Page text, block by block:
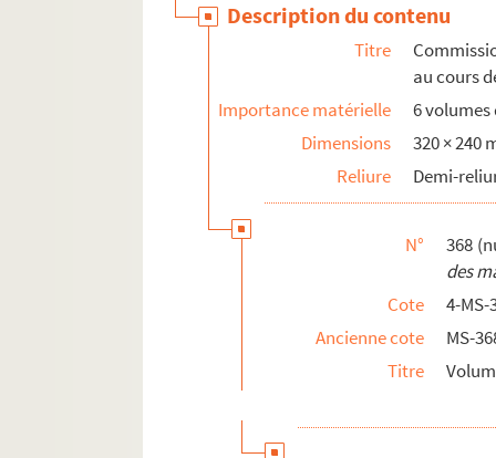
Description du contenu
Titre
au cours
Importance matérielle
6 volumes
Dimensions
320 × 240
Reliure
Demi-
N°
368
des
Cote
4-MS-
Ancienne cote
MS-
Titre